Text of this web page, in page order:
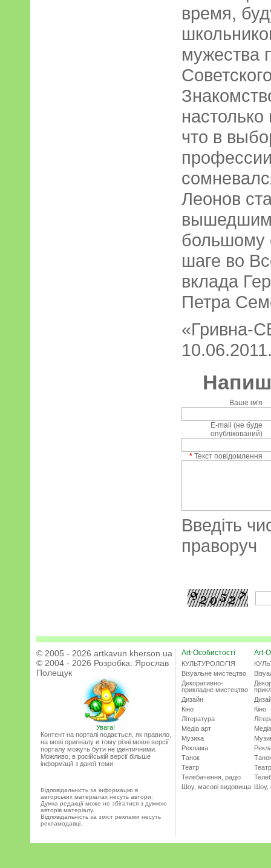
время,
мужества
что в
Леонов
вышедшим
большому
шаге во
вклада
Петра
«Гривна-
Ваше ім'я
E-mail (не буде
опублікований)
* Текст повідомлення
Введіть
праворуч
© 2005 - 2026 artkavun.kherson.ua
© 2004 - 2026 Розробка: Ярослав
Полещук
Увага!
Контент на порталі подається, як правило,
на мові оригіналу и тому різні мовні версії
порталу можуть бути не ідентичними.
Можливо, в російській версії більше
інформації з даної теми.
Відповідальність за інформацію в
авторських матеріалах несуть автори.
Думка редакції може не збігатися з думкою
авторів матеріалу.
Відповідальність за зміст реклами несуть
рекламодавці.
Art-Особистості
КУЛЬТУРОЛОГІЯ
Візуальне мистецтво
Декоративно-
прикладне мистецтво
Дизайн
Кіно
Література
Медіа арт
Музика
Реклама
Танок
Театр
Телебачення, радіо
Шоу, масові видовища
Art-
Кіно
Театр
Шоу,